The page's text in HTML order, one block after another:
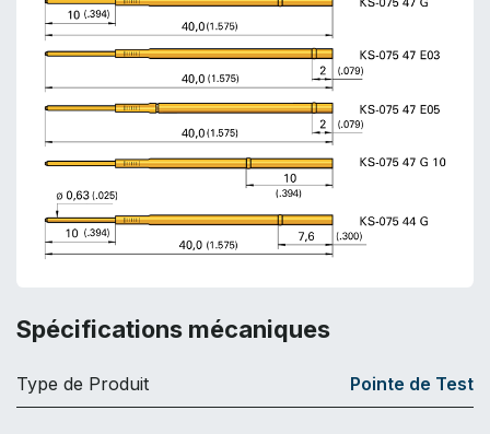
Spécifications mécaniques
Type de Produit Pointe de Test